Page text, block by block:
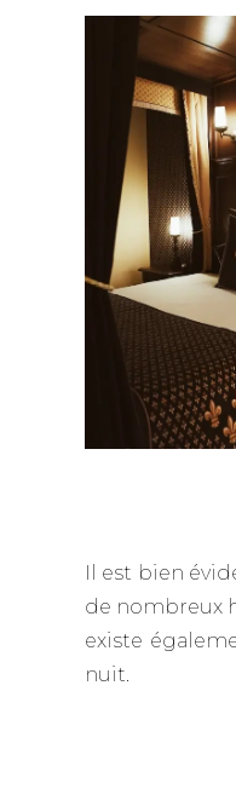
Il est bien
de nombreux
existe
nuit.